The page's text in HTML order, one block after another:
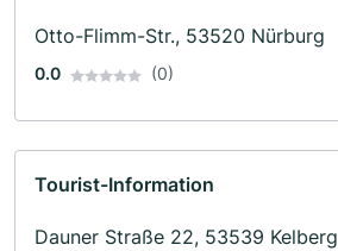
Otto-Flimm-Str., 53520 Nürburg
0.0 (0)
Tourist-Information
Dauner Straße 22, 53539 Kelberg